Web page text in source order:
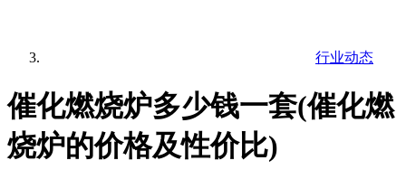
行业动态
催化燃烧炉多少钱一套(催化燃
烧炉的价格及性价比)